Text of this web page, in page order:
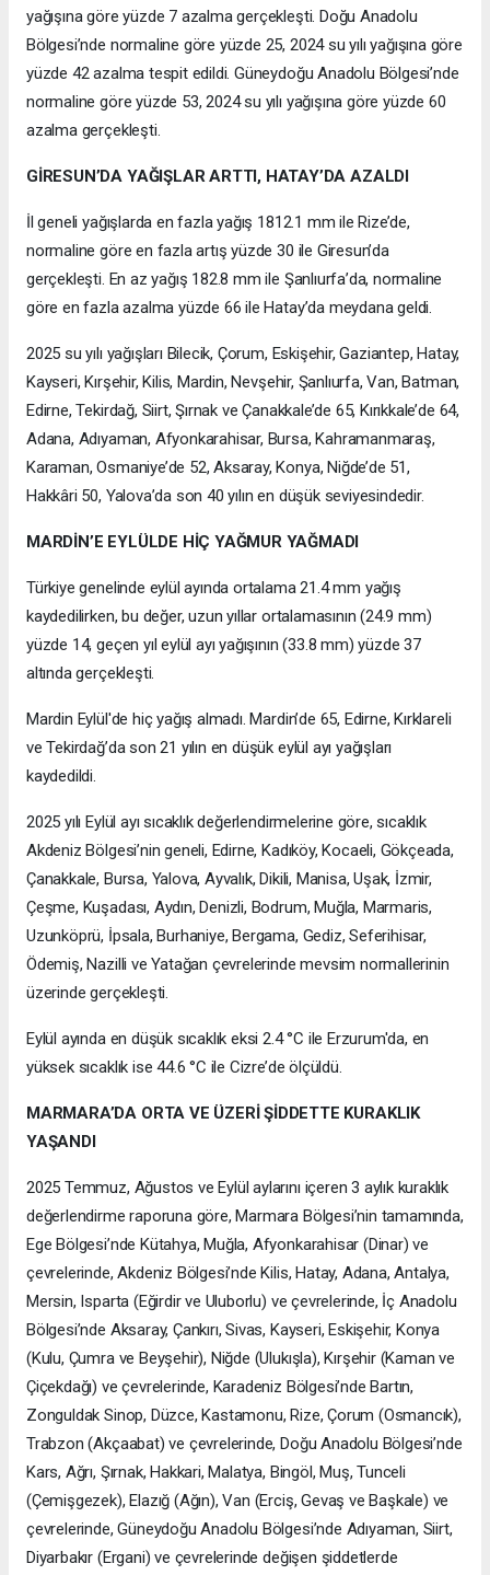
yağışına göre yüzde 7 azalma gerçekleşti. Doğu Anadolu
Bölgesi’nde normaline göre yüzde 25, 2024 su yılı yağışına göre
yüzde 42 azalma tespit edildi. Güneydoğu Anadolu Bölgesi’nde
normaline göre yüzde 53, 2024 su yılı yağışına göre yüzde 60
azalma gerçekleşti.
GİRESUN’DA YAĞIŞLAR ARTTI, HATAY’DA AZALDI
İl geneli yağışlarda en fazla yağış 1812.1 mm ile Rize’de,
normaline göre en fazla artış yüzde 30 ile Giresun’da
gerçekleşti. En az yağış 182.8 mm ile Şanlıurfa’da, normaline
göre en fazla azalma yüzde 66 ile Hatay’da meydana geldi.
2025 su yılı yağışları Bilecik, Çorum, Eskişehir, Gaziantep, Hatay,
Kayseri, Kırşehir, Kilis, Mardin, Nevşehir, Şanlıurfa, Van, Batman,
Edirne, Tekirdağ, Siirt, Şırnak ve Çanakkale’de 65, Kırıkkale’de 64,
Adana, Adıyaman, Afyonkarahisar, Bursa, Kahramanmaraş,
Karaman, Osmaniye’de 52, Aksaray, Konya, Niğde’de 51,
Hakkâri 50, Yalova’da son 40 yılın en düşük seviyesindedir.
MARDİN’E EYLÜLDE HİÇ YAĞMUR YAĞMADI
Türkiye genelinde eylül ayında ortalama 21.4 mm yağış
kaydedilirken, bu değer, uzun yıllar ortalamasının (24.9 mm)
yüzde 14, geçen yıl eylül ayı yağışının (33.8 mm) yüzde 37
altında gerçekleşti.
Mardin Eylül'de hiç yağış almadı. Mardin’de 65, Edirne, Kırklareli
ve Tekirdağ’da son 21 yılın en düşük eylül ayı yağışları
kaydedildi.
2025 yılı Eylül ayı sıcaklık değerlendirmelerine göre, sıcaklık
Akdeniz Bölgesi’nin geneli, Edirne, Kadıköy, Kocaeli, Gökçeada,
Çanakkale, Bursa, Yalova, Ayvalık, Dikili, Manisa, Uşak, İzmir,
Çeşme, Kuşadası, Aydın, Denizli, Bodrum, Muğla, Marmaris,
Uzunköprü, İpsala, Burhaniye, Bergama, Gediz, Seferihisar,
Ödemiş, Nazilli ve Yatağan çevrelerinde mevsim normallerinin
üzerinde gerçekleşti.
Eylül ayında en düşük sıcaklık eksi 2.4 °C ile Erzurum'da, en
yüksek sıcaklık ise 44.6 °C ile Cizre’de ölçüldü.
MARMARA’DA ORTA VE ÜZERİ ŞİDDETTE KURAKLIK
YAŞANDI
2025 Temmuz, Ağustos ve Eylül aylarını içeren 3 aylık kuraklık
değerlendirme raporuna göre, Marmara Bölgesi’nin tamamında,
Ege Bölgesi’nde Kütahya, Muğla, Afyonkarahisar (Dinar) ve
çevrelerinde, Akdeniz Bölgesi’nde Kilis, Hatay, Adana, Antalya,
Mersin, Isparta (Eğirdir ve Uluborlu) ve çevrelerinde, İç Anadolu
Bölgesi’nde Aksaray, Çankırı, Sivas, Kayseri, Eskişehir, Konya
(Kulu, Çumra ve Beyşehir), Niğde (Ulukışla), Kırşehir (Kaman ve
Çiçekdağı) ve çevrelerinde, Karadeniz Bölgesi’nde Bartın,
Zonguldak Sinop, Düzce, Kastamonu, Rize, Çorum (Osmancık),
Trabzon (Akçaabat) ve çevrelerinde, Doğu Anadolu Bölgesi’nde
Kars, Ağrı, Şırnak, Hakkari, Malatya, Bingöl, Muş, Tunceli
(Çemişgezek), Elazığ (Ağın), Van (Erciş, Gevaş ve Başkale) ve
çevrelerinde, Güneydoğu Anadolu Bölgesi’nde Adıyaman, Siirt,
Diyarbakır (Ergani) ve çevrelerinde değişen şiddetlerde